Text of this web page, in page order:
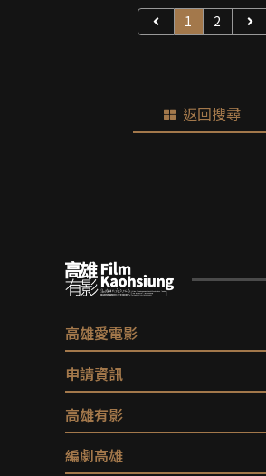
1 2
返回搜尋
高雄愛電影
申請資訊
高雄有影
編劇高雄